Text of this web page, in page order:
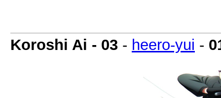
Koroshi Ai - 03 - heero-yui -